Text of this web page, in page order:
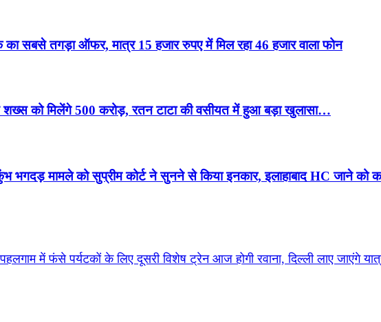
सबसे तगड़ा ऑफर, मात्र 15 हजार रुपए में मिल रहा 46 हजार वाला फोन
को मिलेंगे 500 करोड़, रतन टाटा की वसीयत में हुआ बड़ा खुलासा…
मामले को सुप्रीम कोर्ट ने सुनने से किया इनकार, इलाहाबाद HC जाने को
में फंसे पर्यटकों के लिए दूसरी विशेष ट्रेन आज होगी रवाना, दिल्ली लाए जाएंगे